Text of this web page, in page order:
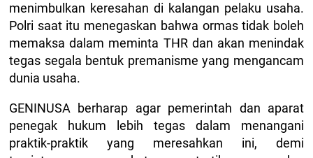
menimbulkan keresahan di kalangan pelaku usaha.
Polri saat itu menegaskan bahwa ormas tidak boleh
memaksa dalam meminta THR dan akan menindak
tegas segala bentuk premanisme yang mengancam
dunia usaha.
GENINUSA berharap agar pemerintah dan aparat
penegak hukum lebih tegas dalam menangani
praktik-praktik yang meresahkan ini, demi